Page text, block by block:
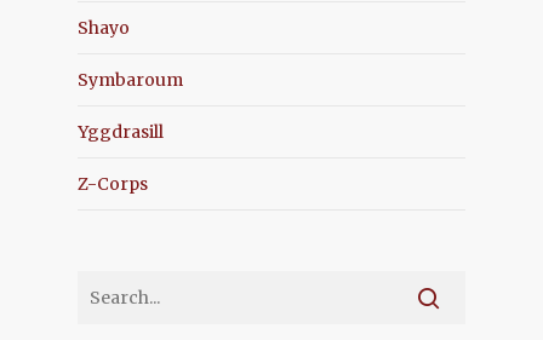
Shayo
Symbaroum
Yggdrasill
Z-Corps